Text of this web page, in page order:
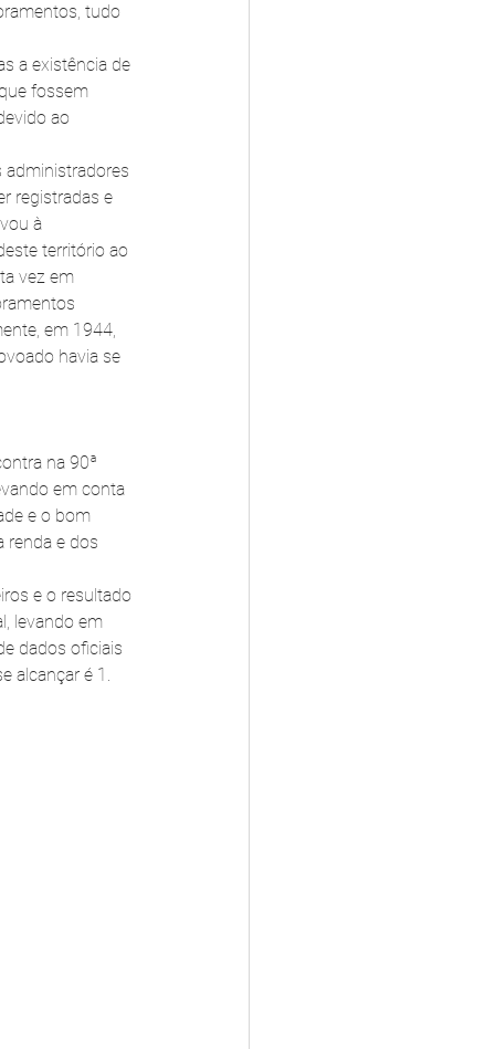
tudo
a existência de
fossem
ao
administradores
registradas e
à
território ao
vez em
em 1944,
havia se
na 90ª
em conta
e o bom
renda e dos
e o resultado
levando em
dados oficiais
alcançar é 1.